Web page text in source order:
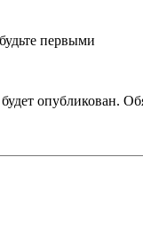
первыми
опубликован.